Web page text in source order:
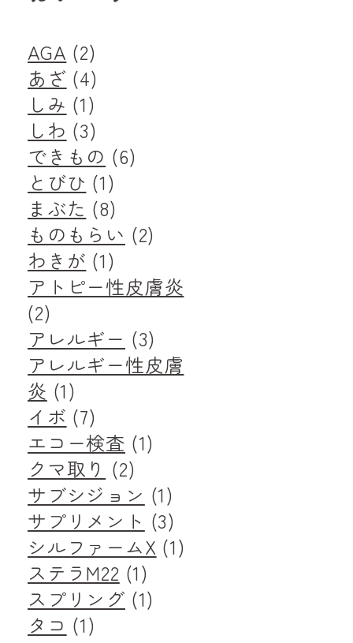
AGA (2)
あざ (4)
しみ (1)
しわ (3)
できもの (6)
とびひ (1)
まぶた (8)
ものもらい (2)
わきが (1)
アトピー性皮膚炎
(2)
アレルギー (3)
アレルギー性皮膚
炎 (1)
イボ (7)
エコー検査 (1)
クマ取り (2)
サブシジョン (1)
サプリメント (3)
シルファームX (1)
ステラM22 (1)
スプリング (1)
タコ (1)